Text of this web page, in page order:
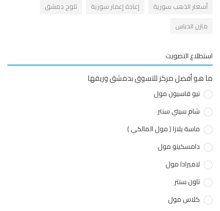
الذهب سورية
إعادة إعمار سورية
ثلوج دمشق
الدباس
التصويت
أفضل مركز للتسوق بدمشق وريفها
نيو قاسيون مول
شام سيتي سنتر
ماسة يلازا ( مول المالكي )
دامسكينو مول
لاميرادا مول
تاون سنتر
كلاس مول